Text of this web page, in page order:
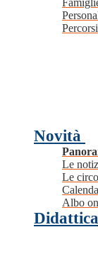
Novità
Le
Le
Albo
Didattica